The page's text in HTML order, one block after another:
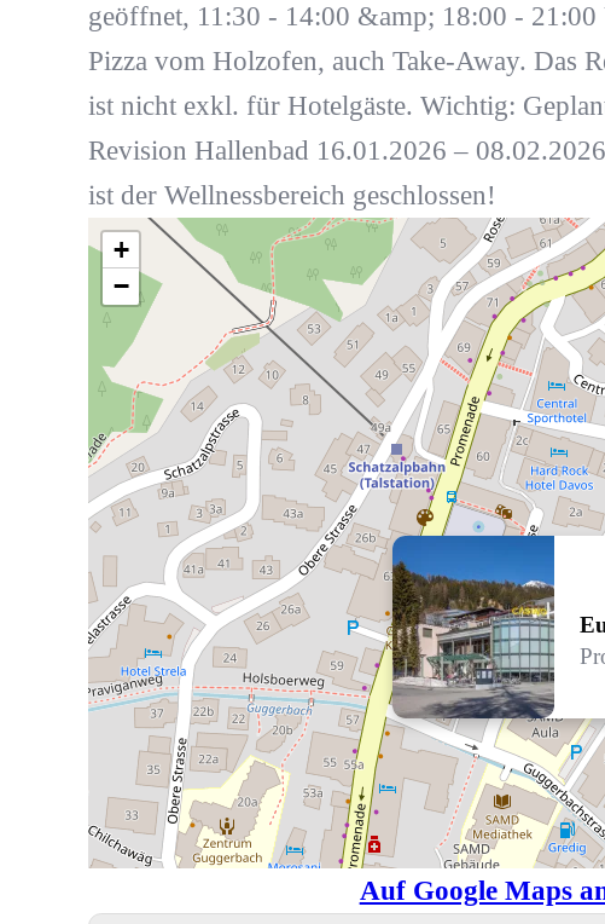
geöffnet, 11:30 - 14:00 &amp; 18:00 - 21:00
Pizza vom Holzofen, auch Take-Away. Das
ist nicht exkl. für Hotelgäste. Wichtig:
Revision Hallenbad 16.01.2026 –
ist der Wellnessbereich geschlossen!
+
−
Auf Google Maps